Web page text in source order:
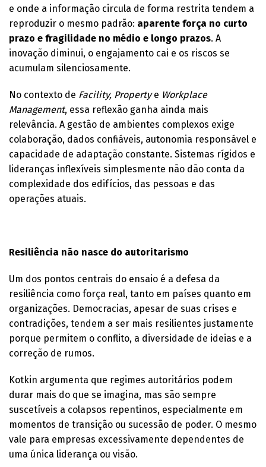
e onde a informação circula de forma restrita tendem a
reproduzir o mesmo padrão: aparente força no curto
prazo e fragilidade no médio e longo prazos. A
inovação diminui, o engajamento cai e os riscos se
acumulam silenciosamente.
No contexto de Facility, Propertye Workplace
Management, essa reflexão ganha ainda mais
relevância. A gestão de ambientes complexos exige
colaboração, dados confiáveis, autonomia responsável e
capacidade de adaptação constante. Sistemas rígidos e
lideranças inflexíveis simplesmente não dão conta da
complexidade dos edifícios, das pessoas e das
operações atuais.
Resiliência não nasce do autoritarismo
Um dos pontos centrais do ensaio é a defesa da
resiliência como força real, tanto em países quanto em
organizações. Democracias, apesar de suas crises e
contradições, tendem a ser mais resilientes justamente
porque permitem o conflito, a diversidade de ideias e a
correção de rumos.
Kotkin argumenta que regimes autoritários podem
durar mais do que se imagina, mas são sempre
suscetíveis a colapsos repentinos, especialmente em
momentos de transição ou sucessão de poder. O mesmo
vale para empresas excessivamente dependentes de
uma única liderança ou visão.